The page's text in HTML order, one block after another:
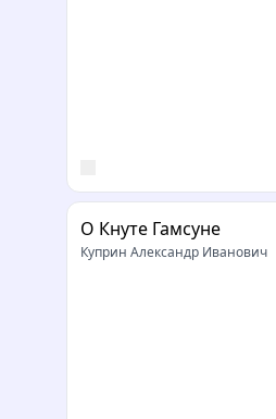
О Кнуте Гамсуне
Куприн Александр Иванович